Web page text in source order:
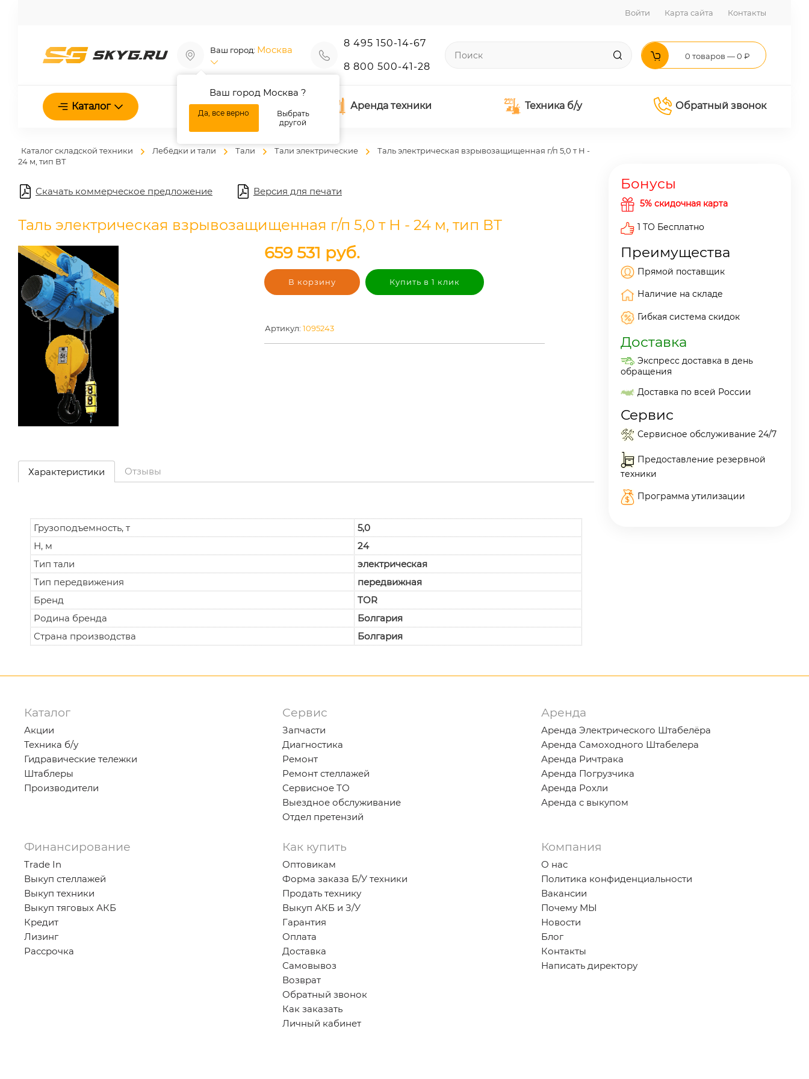
Войти Карта сайта Контакты
Ваш город: Москва
Ваш город Москва ?
Да, все верно
Выбрать
другой
8 495 150-14-67
8 800 500-41-28
0 товаров — 0 ₽
Каталог О нас Аренда техники Техника б/у Обратный звонок
Каталог складской техники Лебёдки и тали Тали Тали электрические
Таль электрическая взрывозащищенная г/п 5,0 т Н -
24 м, тип ВТ
Скачать коммерческое предложение Версия для печати
Таль электрическая взрывозащищенная г/п 5,0 т Н - 24 м, тип ВТ
659 531 руб.
В корзину Купить в 1 клик
Артикул: 1095243
Характеристики Отзывы
Грузоподъемность, т
5,0
Н, м
24
Тип тали
электрическая
Тип передвижения
передвижная
Бренд
TOR
Родина бренда
Болгария
Страна производства
Болгария
Бонусы
5% скидочная карта
1 ТО Бесплатно
Преимущества
Прямой поставщик
Наличие на складе
Гибкая система скидок
Доставка
Экспресс доставка в день
обращения
Доставка по всей России
Сервис
Сервисное обслуживание 24/7
Предоставление резервной
техники
Программа утилизации
Каталог
Акции
Техника б/у
Гидравические тележки
Штаблеры
Производители
Сервис
Запчасти
Диагностика
Ремонт
Ремонт стеллажей
Сервисное ТО
Выездное обслуживание
Отдел претензий
Аренда
Аренда Электрического Штабелёра
Аренда Самоходного Штабелера
Аренда Ричтрака
Аренда Погрузчика
Аренда Рохли
Аренда с выкупом
Финансирование
Trade In
Выкуп стеллажей
Выкуп техники
Выкуп тяговых АКБ
Кредит
Лизинг
Рассрочка
Как купить
Оптовикам
Форма заказа Б/У техники
Продать технику
Выкуп АКБ и З/У
Гарантия
Оплата
Доставка
Самовывоз
Возврат
Обратный звонок
Как заказать
Личный кабинет
Компания
О нас
Политика конфиденциальности
Вакансии
Почему МЫ
Новости
Блог
Контакты
Написать директору